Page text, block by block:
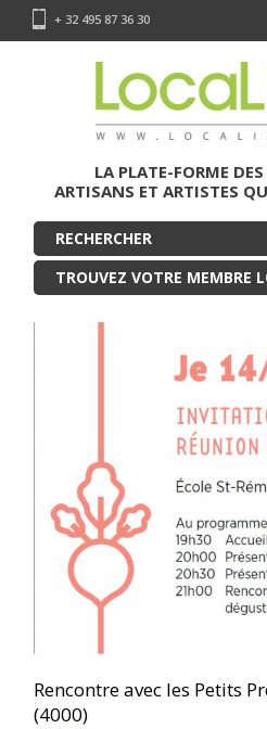
+ 32 495 87 36 30
LA PLATE-FORME
ARTISANS ET ARTISTES
TROUVEZ VOTRE MEMBRE
Rencontre avec les Petits
(4000)